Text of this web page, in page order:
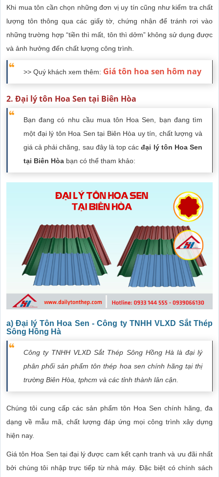
Khi mua tôn cần chọn những đơn vị uy tín cũng như kiểm tra chất
lượng tôn thông qua các giấy tờ, chứng nhận để tránh rơi vào
những trường hợp “tiền thì mất, tôn thì dởm” không sử dụng được
và ảnh hưởng đến chất lượng công trình.
>> Quý khách xem thêm: Giá tôn hoa sen hôm nay
2. Đại lý tôn Hoa Sen tại Biên Hòa
Bạn đang có nhu cầu mua tôn Hoa Sen, bạn đang tìm
một đại lý tôn Hoa Sen tại Biên Hòa uy tín, chất lượng và
giá cả phải chăng, sau đây là top cácđại lý tôn Hoa Sen
tại Biên Hòa bạn có thể tham khảo:
a) Đại lý Tôn Hoa Sen - Công ty TNHH VLXD Sắt Thép
Sông Hồng Hà
Công ty TNHH VLXD Sắt Thép Sông Hồng Hà là đại lý
phân phối sản phẩm tôn thép hoa sen chính hãng tại thị
trường Biên Hòa, tphcm và các tỉnh thành lân cận.
Chúng tôi cung cấp các sản phẩm tôn Hoa Sen chính hãng, đa
dạng về mẫu mã, chất lượng đáp ứng mọi công trình xây dựng
hiện nay.
Giá tôn Hoa Sen tại đại lý được cam kết cạnh tranh và ưu đãi nhất
bởi chúng tôi nhập trực tiếp từ nhà máy. Đặc biệt có chính sách